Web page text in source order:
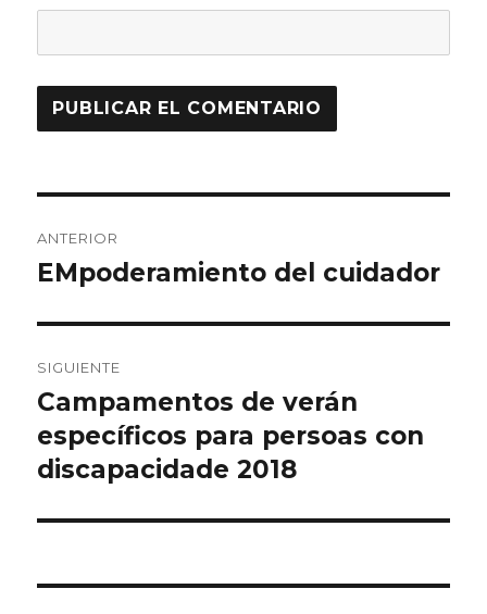
de
ANTERIOR
Entrada
EMpoderamiento del cuidador
SIGUIENTE
Entrada
siguiente:
Campamentos de verán
específicos para persoas con
discapacidade 2018